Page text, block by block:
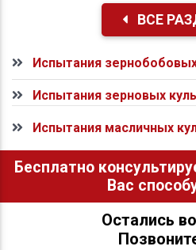
ВСЕ
Испытания
Испытания зерновых
Испытания масличных
Бесплатно
Вас
Остались